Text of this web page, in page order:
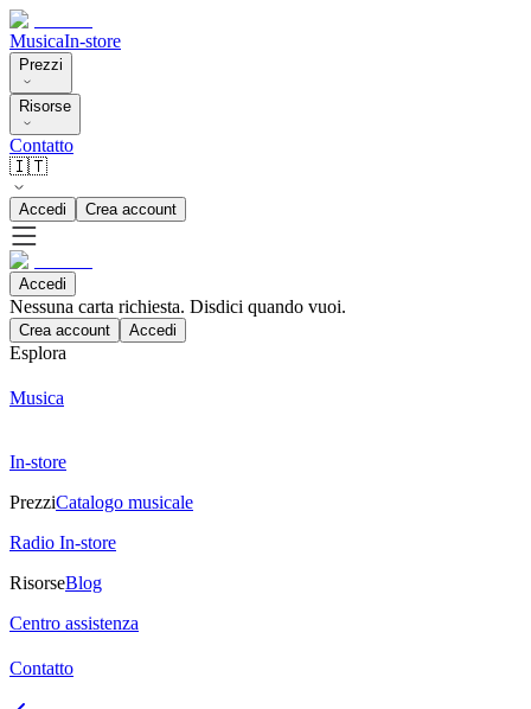
MusicaIn-store
Prezzi
Risorse
Contatto
🇮🇹
Accedi Crea account
Accedi
Nessuna carta richiesta. Disdici quando vuoi.
Crea account Accedi
Esplora
Musica
In-store
PrezziCatalogo musicale
Radio In-store
RisorseBlog
Centro assistenza
Contatto